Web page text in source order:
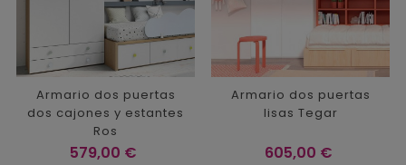
Armario dos puertas
dos cajones y estantes
Ros
Precio
579,00 €
Armario dos puertas
lisas Tegar
Precio
605,00 €